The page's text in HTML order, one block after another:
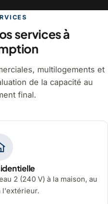
services à
multilogements et
de la capacité au
final.
2 (240 V) à la maison, au
l'extérieur.